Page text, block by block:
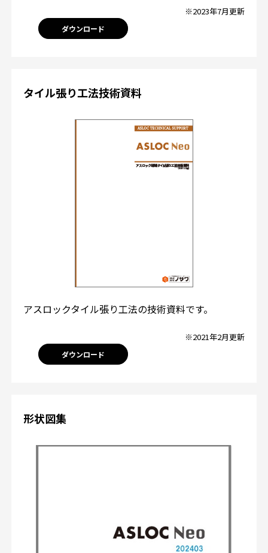
※2023年7月更新
ダウンロード
タイル張り工法技術資料
アスロックタイル張り工法の技術資料です。
※2021年2月更新
ダウンロード
形状図集